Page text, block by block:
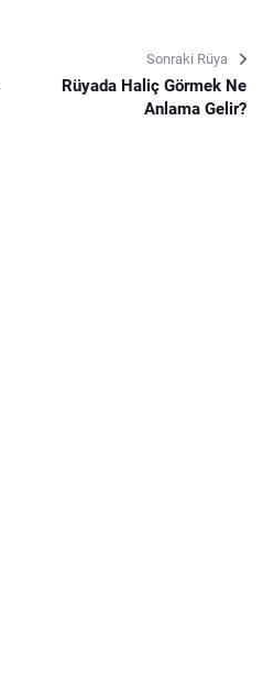
Sonraki Rüya
Rüyada Haliç Görmek Ne
Anlama Gelir?